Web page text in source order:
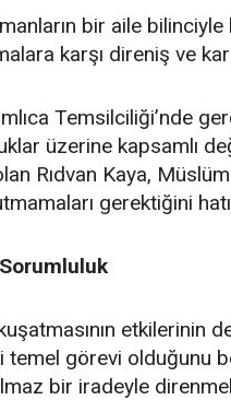
bir aile
karşı direniş ve
Temsilciliği’nde
üzerine kapsamlı
Rıdvan Kaya,
gerektiğini
etkilerinin
temel görevi olduğunu
bir iradeyle